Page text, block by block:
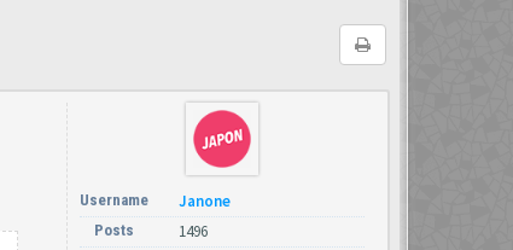
Username Janone
Posts 1496